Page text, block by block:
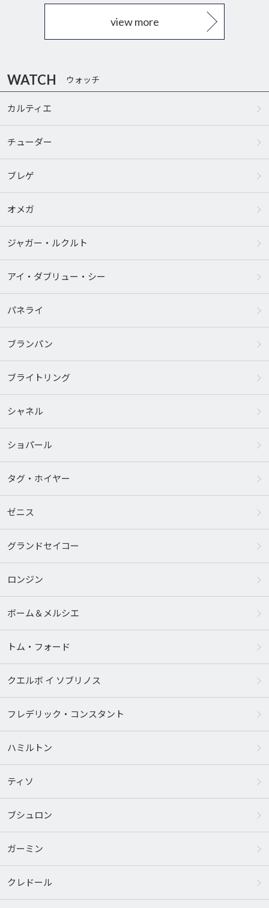
view more
WATCH ウォッチ
カルティエ
チューダー
ブレゲ
オメガ
ジャガー・ルクルト
アイ・ダブリュー・シー
パネライ
ブランパン
ブライトリング
シャネル
ショパール
タグ・ホイヤー
ゼニス
グランドセイコー
ロンジン
ボーム＆メルシエ
トム・フォード
クエルボ イ ソブリノス
フレデリック・コンスタント
ハミルトン
ティソ
ブシュロン
ガーミン
クレドール